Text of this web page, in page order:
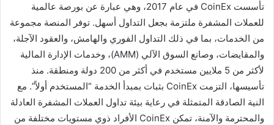
تأسست CoinEx في عام 2017، وهي عبارة عن بورصة عالمية
للعملات المشفرة ملتزمة بجعل التداول أسهل. توفر المنصة مجموعة
من الخدمات، بما في ذلك التداول الفوري والهامش، والعقود الآجلة،
والمقايضات، وصانع السوق الآلي (AMM)، وخدمات الإدارة المالية
لأكثر من 5 ملايين مستخدم في أكثر من 200 دولة ومنطقة. منذ
تأسيسها، التزمت CoinEx بثبات بمبدأ الخدمة “المستخدم أولاً”. مع
النية الصادقة المتمثلة في رعاية بيئة تداول العملات المشفرة العادلة
والمحترمة والآمنة، تمكن CoinEx الأفراد ذوي مستويات مختلفة من